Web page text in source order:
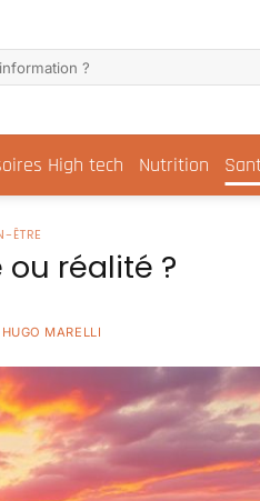
High tech Nutrition
ÊTRE
ou réalité ?
HUGO MARELLI